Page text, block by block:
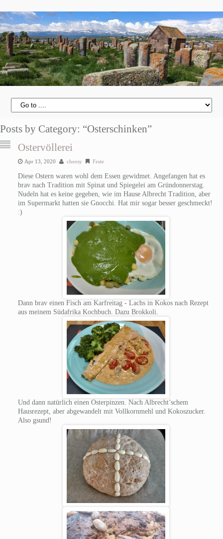
Posts by Category: “Osterschinken”
Ostervöllerei
Apr 13, 2020 cheesy Feste
Diese Ostern waren wohl dem Essen gewidmet. Angefangen hat es
brav nach Tradition mit Spinat und Spiegelei am Gründonnerstag.
Nudeln hat es keine gegeben, wie im Hause Albrecht Tradition, aber
im Supermarkt hatten sie Gnocchi. Hat mir sogar besser geschmeckt!
:)
Dann brav einen Fisch am Karfreitag - Lachs in Kokos nach Rezept
aus meinem Südafrika Kochbuch. Dazu Brokkoli.
Und dann natürlich einen Osterpinzen. Nach Albrecht’schem
Hausrezept, aber abgewandelt mit Vollkornmehl und Kokoszucker.
Also gsund!